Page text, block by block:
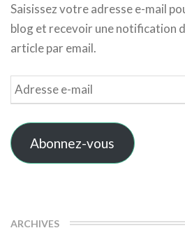
Saisissez votre adresse e-mail
blog et recevoir une notification
article par email.
Adresse
e-
mail
Abonnez-vous
ARCHIVES